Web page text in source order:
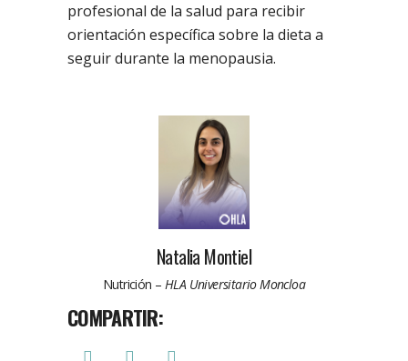
profesional de la salud para recibir
orientación específica sobre la dieta a
seguir durante la menopausia.
Natalia Montiel
Nutrición – HLA Universitario Moncloa
COMPARTIR: